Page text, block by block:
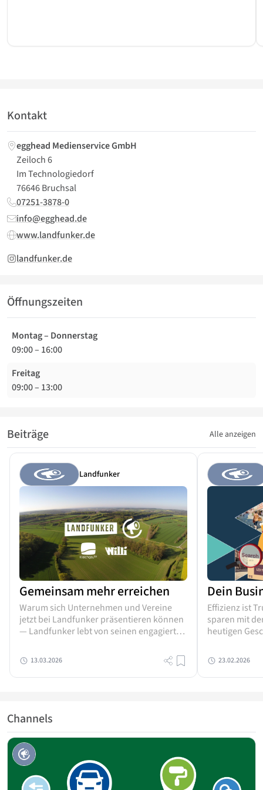
Kontakt
egghead Medienservice GmbH
Zeiloch 6
Im Technologiedorf
76646 Bruchsal
07251-3878-0
info@egghead.de
www.landfunker.de
landfunker.de
Öffnungszeiten
Montag – Donnerstag
09:00– 16:00
Freitag
09:00– 13:00
Beiträge Alle anzeigen
Landfunker
Gemeinsam mehr erreichen
Warum sich Unternehmen und Vereine
jetzt bei Landfunker präsentieren können
— Landfunker lebt von seinen engagierten
aktiven Vereinen und kulturellen
Initiativen. Doch so vielfältig das Angebot
vor...
13.03.2026
Dein
Effizienz ist
sparen mit
heutigen
und
unzähligen
23.02.2026
Channels